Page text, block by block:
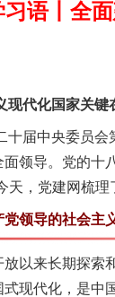
习语丨全
代化国家关键
中央委员会
领导。党的十
天，党建网梳
领导的社会主
来长期探索
现代化，是中